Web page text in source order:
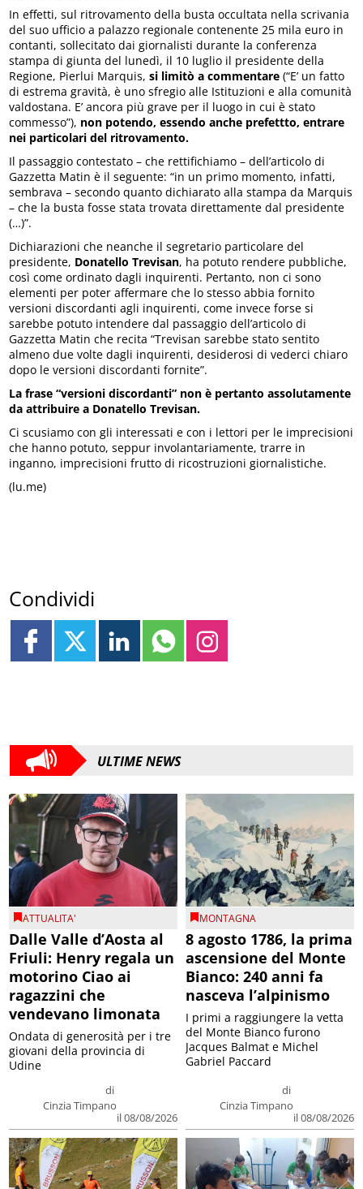
In effetti, sul ritrovamento della busta occultata nella scrivania
del suo ufficio a palazzo regionale contenente 25 mila euro in
contanti, sollecitato dai giornalisti durante la conferenza
stampa di giunta del lunedì, il 10 luglio il presidente della
Regione, Pierlui Marquis,si limitò a commentare (“E’ un fatto
di estrema gravità, è uno sfregio alle Istituzioni e alla comunità
valdostana. E’ ancora più grave per il luogo in cui è stato
commesso”), non potendo, essendo anche prefettto, entrare
nei particolari del ritrovamento.
Il passaggio contestato – che rettifichiamo – dell’articolo di
Gazzetta Matin è il seguente: “in un primo momento, infatti,
sembrava – secondo quanto dichiarato alla stampa da Marquis
– che la busta fosse stata trovata direttamente dal presidente
(…)”.
Dichiarazioni che neanche il segretario particolare del
presidente, Donatello Trevisan, ha potuto rendere pubbliche,
così come ordinato dagli inquirenti. Pertanto, non ci sono
elementi per poter affermare che lo stesso abbia fornito
versioni discordanti agli inquirenti, come invece forse si
sarebbe potuto intendere dal passaggio dell’articolo di
Gazzetta Matin che recita “Trevisan sarebbe stato sentito
almeno due volte dagli inquirenti, desiderosi di vederci chiaro
dopo le versioni discordanti fornite”.
La frase “versioni discordanti” non è pertanto assolutamente
da attribuire a Donatello Trevisan.
Ci scusiamo con gli interessati e con i lettori per le imprecisioni
che hanno potuto, seppur involantariamente, trarre in
inganno, imprecisioni frutto di ricostruzioni giornalistiche.
(lu.me)
Condividi
ULTIME NEWS
ATTUALITA'
Dalle Valle d’Aosta al
Friuli: Henry regala un
motorino Ciao ai
ragazzini che
vendevano limonata
di
Cinzia Timpano
il 08/08/2026
Ondata di generosità per i tre
giovani della provincia di
Udine
MONTAGNA
8 agosto 1786, la prima
ascensione del Monte
Bianco: 240 anni fa
nasceva l’alpinismo
di
Cinzia Timpano
il 08/08/2026
I primi a raggiungere la vetta
del Monte Bianco furono
Jacques Balmat e Michel
Gabriel Paccard